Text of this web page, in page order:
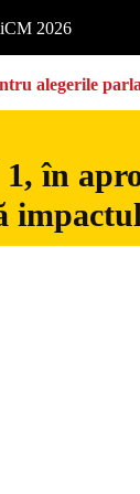
CM 2026
alegerile
în